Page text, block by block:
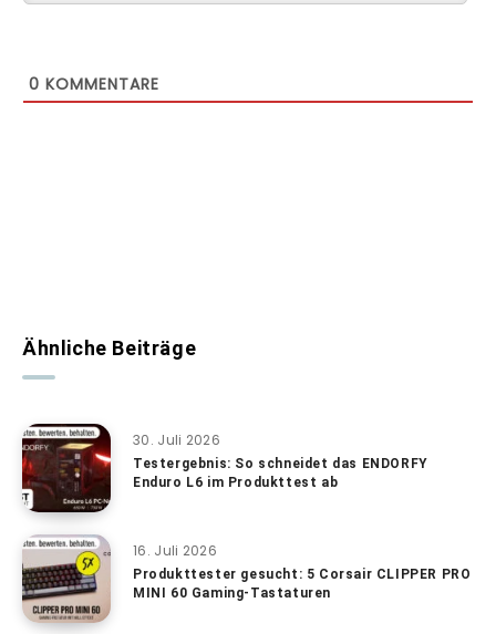
0 KOMMENTARE
Ähnliche Beiträge
30. Juli 2026
Testergebnis: So schneidet das ENDORFY
Enduro L6 im Produkttest ab
16. Juli 2026
Produkttester gesucht: 5 Corsair CLIPPER PRO
MINI 60 Gaming-Tastaturen